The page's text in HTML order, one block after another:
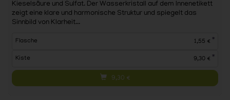
Kieselsäure und Sulfat. Der Wasserkristall auf dem Innenetikett
zeigt eine klare und harmonische Struktur und spiegelt das
Sinnbild von Klarheit...
Flasche 1,55 € *
Kiste 9,30 € *
9,30 €